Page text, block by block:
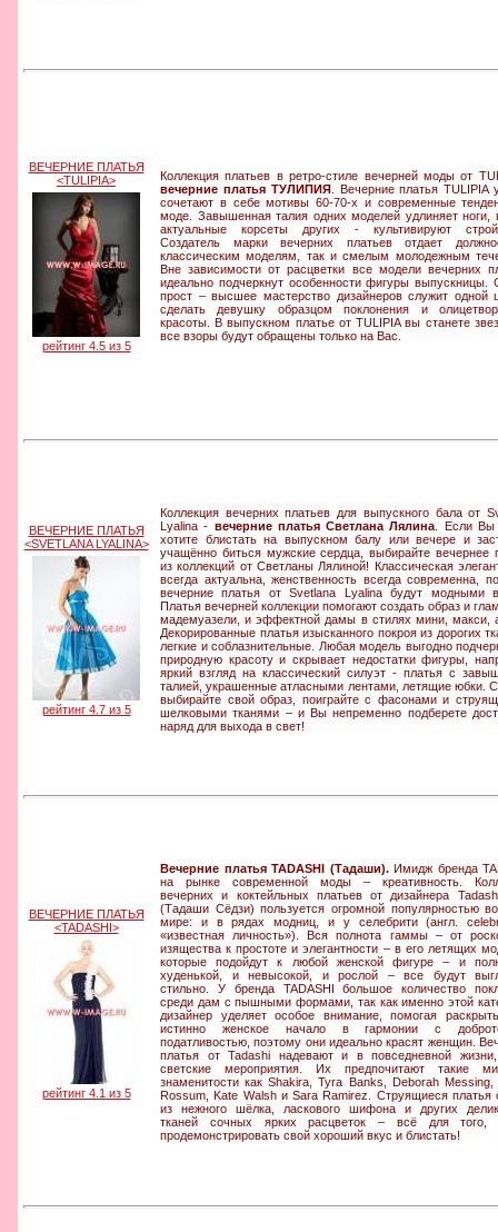
ВЕЧЕРНИЕ ПЛАТЬЯ
<TULIPIA>
рейтинг 4.5 из 5
Коллекция платьев в ретро-стиле вечерней моды от
вечерние платья ТУЛИПИЯ. Вечерние платья TULIPIA
сочетают в себе мотивы 60-70-х и современные
моде. Завышенная талия одних моделей удлиняет ноги,
актуальные корсеты других - культивируют
Создатель марки вечерних платьев отдает
классическим моделям, так и смелым молодежным
Вне зависимости от расцветки все модели вечерних
идеально подчеркнут особенности фигуры выпускницы.
прост – высшее мастерство дизайнеров служит одной
сделать девушку образцом поклонения и
красоты. В выпускном платье от TULIPIA вы станете
все взоры будут обращены только на Вас.
ВЕЧЕРНИЕ ПЛАТЬЯ
<SVETLANA LYALINA>
рейтинг 4.7 из 5
Коллекция вечерних платьев для выпускного бала от
Lyalina - вечерние платья Светлана Лялина . Если Вы
хотите блистать на выпускном балу или вечере и
учащённо биться мужские сердца, выбирайте вечернее
из коллекций от Светланы Лялиной! Классическая
всегда актуальна, женственность всегда современна,
вечерние платья от Svetlana Lyalina будут модными
Платья вечерней коллекции помогают создать образ и
мадемуазели, и эффектной дамы в стилях мини, макси,
Декорированные платья изысканного покроя из дорогих
легкие и соблазнительные. Любая модель выгодно
природную красоту и скрывает недостатки фигуры,
яркий взгляд на классический силуэт - платья с
талией, украшенные атласными лентами, летящие юбки.
выбирайте свой образ, поиграйте с фасонами и
шелковыми тканями – и Вы непременно подберете
наряд для выхода в свет!
ВЕЧЕРНИЕ ПЛАТЬЯ
<TADASHI>
рейтинг 4.1 из 5
Вечерние платья TADASHI (Тадаши).Имидж бренда
на рынке современной моды – креативность.
вечерних и коктейльных платьев от дизайнера
(Тадаши Сёдзи) пользуется огромной популярностью
мире: и в рядах модниц, и у селебрити (англ.
«известная личность»). Вся полнота гаммы – от
изящества к простоте и элегантности – в его летящих
которые подойдут к любой женской фигуре – и
худенькой, и невысокой, и рослой – все будут
стильно. У бренда TADASHI большое количество
среди дам с пышными формами, так как именно этой
дизайнер уделяет особое внимание, помогая
истинно женское начало в гармонии с
податливостью, поэтому они идеально красят женщин.
платья от Tadashi надевают и в повседневной
светские мероприятия. Их предпочитают такие
знаменитости как Shakira, Tyra Banks, Deborah Messing,
Rossum, Kate Walsh и Sara Ramirez. Струящиеся платья
из нежного шёлка, ласкового шифона и других
тканей сочных ярких расцветок – всё для того,
продемонстрировать свой хороший вкус и блистать!